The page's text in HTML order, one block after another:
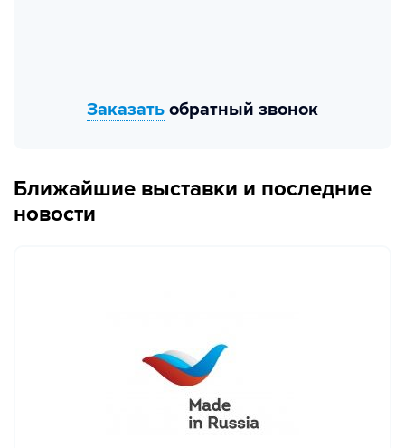
Заказать обратный звонок
Ближайшие выставки и последние
новости